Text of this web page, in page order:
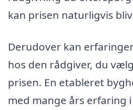
kan prisen naturligvis
Derudover kan
hos den rådgiver, du
prisen. En etableret
med mange års erfaring